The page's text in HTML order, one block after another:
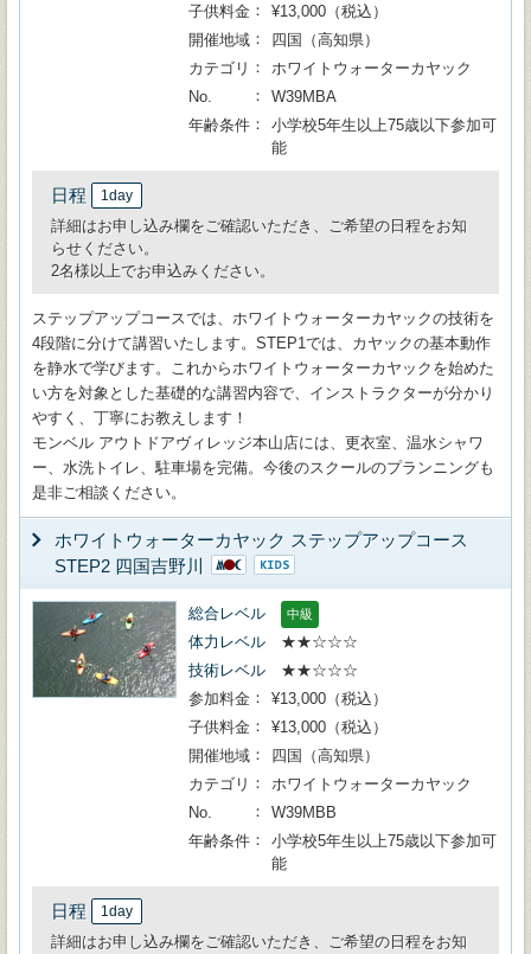
子供料金
¥13,000（税込）
開催地域
四国（高知県）
カテゴリ
ホワイトウォーターカヤック
No.
W39MBA
年齢条件
小学校5年生以上75歳以下参加可
能
日程 1day
詳細はお申し込み欄をご確認いただき、ご希望の日程をお知
らせください。
2名様以上でお申込みください。
ステップアップコースでは、ホワイトウォーターカヤックの技術を
4段階に分けて講習いたします。STEP1では、カヤックの基本動作
を静水で学びます。これからホワイトウォーターカヤックを始めた
い方を対象とした基礎的な講習内容で、インストラクターが分かり
やすく、丁寧にお教えします！
モンベル アウトドアヴィレッジ本山店には、更衣室、温水シャワ
ー、水洗トイレ、駐車場を完備。今後のスクールのプランニングも
是非ご相談ください。
ホワイトウォーターカヤック ステップアップコース
STEP2 四国吉野川
総合レベル 中級
体力レベル
★★☆☆☆
技術レベル
★★☆☆☆
参加料金
¥13,000（税込）
子供料金
¥13,000（税込）
開催地域
四国（高知県）
カテゴリ
ホワイトウォーターカヤック
No.
W39MBB
年齢条件
小学校5年生以上75歳以下参加可
能
日程 1day
詳細はお申し込み欄をご確認いただき、ご希望の日程をお知